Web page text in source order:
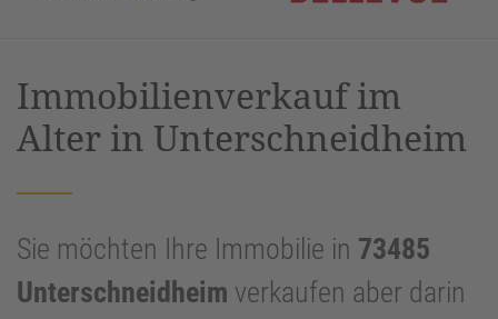
Immobilienverkauf im
Alter in Unterschneidheim
Sie möchten Ihre Immobilie in 73485
Unterschneidheim verkaufen aber darin